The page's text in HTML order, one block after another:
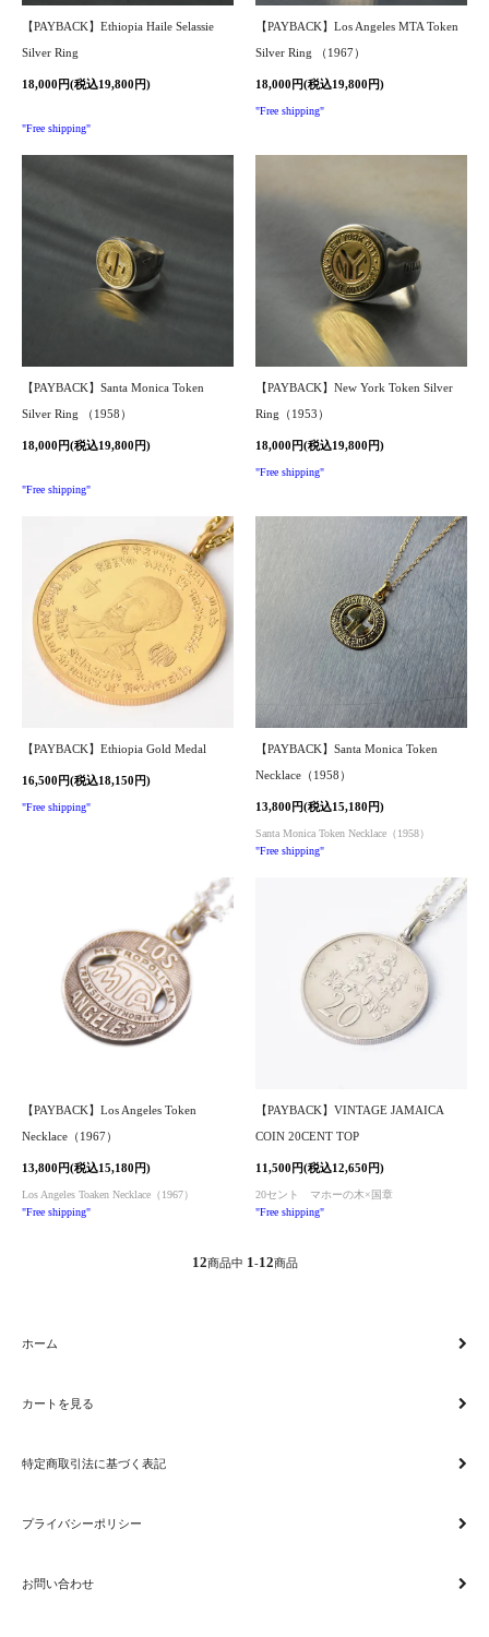
【PAYBACK】Ethiopia Haile Selassie
Silver Ring
18,000円(税込19,800円)
"Free shipping"
【PAYBACK】Los Angeles MTA Token
Silver Ring （1967）
18,000円(税込19,800円)
"Free shipping"
【PAYBACK】Santa Monica Token
Silver Ring （1958）
18,000円(税込19,800円)
"Free shipping"
【PAYBACK】New York Token Silver
Ring（1953）
18,000円(税込19,800円)
"Free shipping"
【PAYBACK】Ethiopia Gold Medal
16,500円(税込18,150円)
"Free shipping"
【PAYBACK】Santa Monica Token
Necklace（1958）
13,800円(税込15,180円)
Santa Monica Token Necklace（1958）
"Free shipping"
【PAYBACK】Los Angeles Token
Necklace（1967）
13,800円(税込15,180円)
Los Angeles Toaken Necklace（1967）
"Free shipping"
【PAYBACK】VINTAGE JAMAICA
COIN 20CENT TOP
11,500円(税込12,650円)
20セント マホーの木×国章
"Free shipping"
12商品中 1-12商品
ホーム
カートを見る
特定商取引法に基づく表記
プライバシーポリシー
お問い合わせ